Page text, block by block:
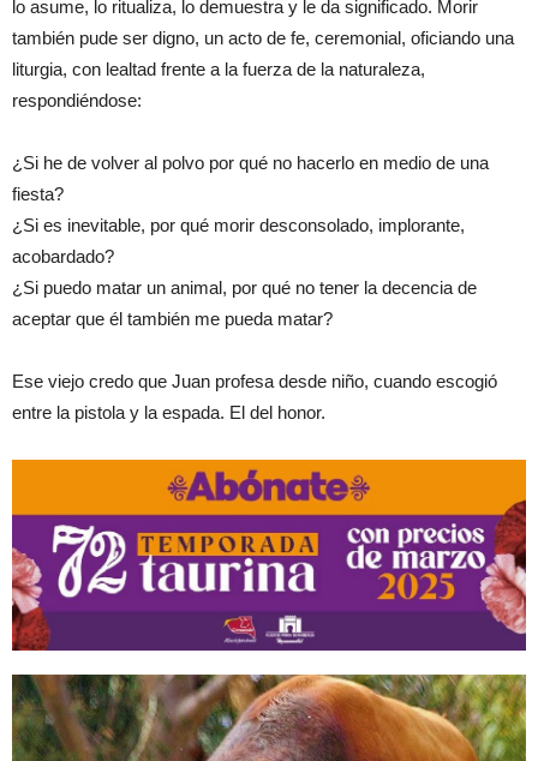
lo asume, lo ritualiza, lo demuestra y le da significado. Morir
también pude ser digno, un acto de fe, ceremonial, oficiando una
liturgia, con lealtad frente a la fuerza de la naturaleza,
respondiéndose:
¿Si he de volver al polvo por qué no hacerlo en medio de una
fiesta?
¿Si es inevitable, por qué morir desconsolado, implorante,
acobardado?
¿Si puedo matar un animal, por qué no tener la decencia de
aceptar que él también me pueda matar?
Ese viejo credo que Juan profesa desde niño, cuando escogió
entre la pistola y la espada. El del honor.